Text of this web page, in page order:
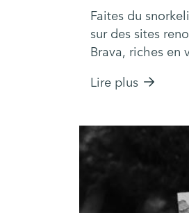
Faites du
sur des sites
Brava, riches en
Lire plus